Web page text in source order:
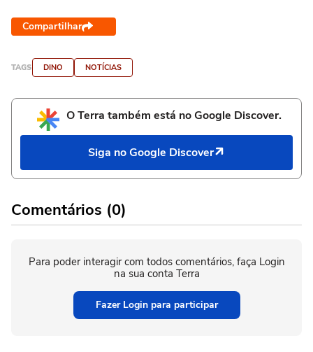
Compartilhar
TAGS DINO NOTÍCIAS
O Terra também está no Google Discover.
Siga no Google Discover
Comentários (0)
Para poder interagir com todos comentários, faça Login
na sua conta Terra
Fazer Login para participar